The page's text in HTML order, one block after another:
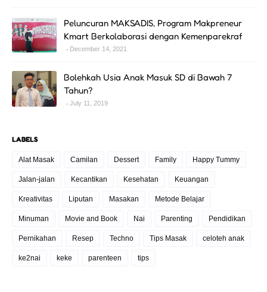
Peluncuran MAKSADIS, Program Makpreneur
Kmart Berkolaborasi dengan Kemenparekraf
December 14, 2021
Bolehkah Usia Anak Masuk SD di Bawah 7
Tahun?
July 11, 2019
LABELS
Alat Masak Camilan Dessert Family Happy Tummy
Jalan-jalan Kecantikan Kesehatan Keuangan
Kreativitas Liputan Masakan Metode Belajar
Minuman Movie and Book Nai Parenting Pendidikan
Pernikahan Resep Techno Tips Masak celoteh anak
ke2nai keke parenteen tips